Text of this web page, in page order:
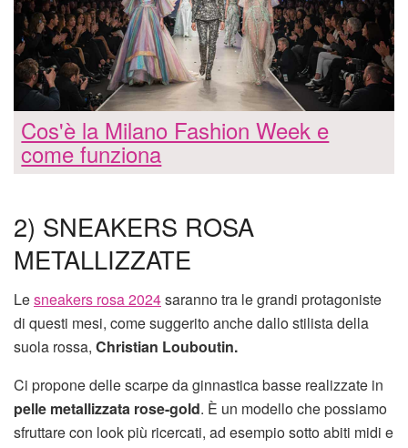
Cos'è la Milano Fashion Week e
come funziona
2) SNEAKERS ROSA
METALLIZZATE
Lesneakers rosa 2024saranno tra le grandi protagoniste
di questi mesi, come suggerito anche dallo stilista della
suola rossa, Christian Louboutin.
Ci propone delle scarpe da ginnastica basse realizzate in
pelle metallizzata rose-gold. È un modello che possiamo
sfruttare con look più ricercati, ad esempio sotto abiti midi e